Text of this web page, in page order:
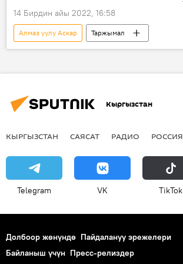
14 Бирдин айы 2022, 16:58
Алмаз уулу Аскар
Таржымал
Өмүр баяны
Свердлов округу
Кыргызстан
КЫРГЫЗСТАН САЯСАТ РАДИО РОССИЯ
Telegram VK ТikТоk
Долбоор жөнүндө Пайдалануу эрежелери
Байланыш үчүн Пресс-релиздер